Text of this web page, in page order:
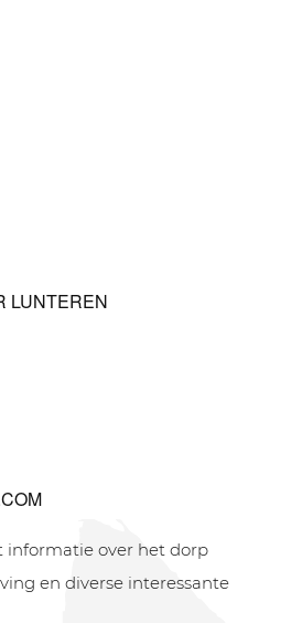
LUNTEREN
informatie over het dorp
en diverse interessante